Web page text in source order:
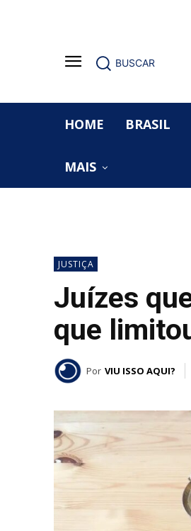
BUSCAR
HOME BRASIL
MAIS
JUSTIÇA
Juízes
que
Por VIU ISSO AQUI?